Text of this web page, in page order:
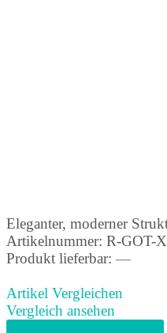
Eleganter, moderner
Artikelnummer: R-GOT-
Produkt lieferbar: —
Artikel Vergleichen
Vergleich ansehen